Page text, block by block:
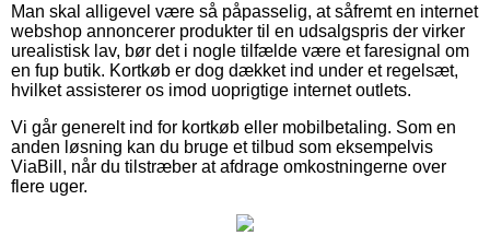
Man skal alligevel være så påpasselig, at såfremt en internet
webshop annoncerer produkter til en udsalgspris der virker
urealistisk lav, bør det i nogle tilfælde være et faresignal om
en fup butik. Kortkøb er dog dækket ind under et regelsæt,
hvilket assisterer os imod uoprigtige internet outlets.
Vi går generelt ind for kortkøb eller mobilbetaling. Som en
anden løsning kan du bruge et tilbud som eksempelvis
ViaBill, når du tilstræber at afdrage omkostningerne over
flere uger.